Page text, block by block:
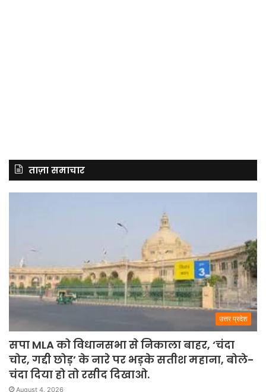
ताज़ा समाचार
उत्तर प्रदेश
सपा MLA को विधानसभा से निकाला बाहर, ‘चंदा
चोर, गद्दी छोड़’ के नारे पर भड़के सतीश महाना, बोले-
चंदा दिया हो तो रसीद दिखाओ.
August 4, 2026